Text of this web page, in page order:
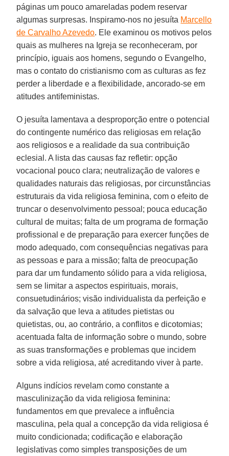
páginas um pouco amareladas podem reservar
algumas surpresas. Inspiramo-nos no jesuíta Marcello
de Carvalho Azevedo. Ele examinou os motivos pelos
quais as mulheres na Igreja se reconheceram, por
princípio, iguais aos homens, segundo o Evangelho,
mas o contato do cristianismo com as culturas as fez
perder a liberdade e a flexibilidade, ancorado-se em
atitudes antifeministas.
O jesuíta lamentava a desproporção entre o potencial
do contingente numérico das religiosas em relação
aos religiosos e a realidade da sua contribuição
eclesial. A lista das causas faz refletir: opção
vocacional pouco clara; neutralização de valores e
qualidades naturais das religiosas, por circunstâncias
estruturais da vida religiosa feminina, com o efeito de
truncar o desenvolvimento pessoal; pouca educação
cultural de muitas; falta de um programa de formação
profissional e de preparação para exercer funções de
modo adequado, com consequências negativas para
as pessoas e para a missão; falta de preocupação
para dar um fundamento sólido para a vida religiosa,
sem se limitar a aspectos espirituais, morais,
consuetudinários; visão individualista da perfeição e
da salvação que leva a atitudes pietistas ou
quietistas, ou, ao contrário, a conflitos e dicotomias;
acentuada falta de informação sobre o mundo, sobre
as suas transformações e problemas que incidem
sobre a vida religiosa, até acreditando viver à parte.
Alguns indícios revelam como constante a
masculinização da vida religiosa feminina:
fundamentos em que prevalece a influência
masculina, pela qual a concepção da vida religiosa é
muito condicionada; codificação e elaboração
legislativas como simples transposições de um